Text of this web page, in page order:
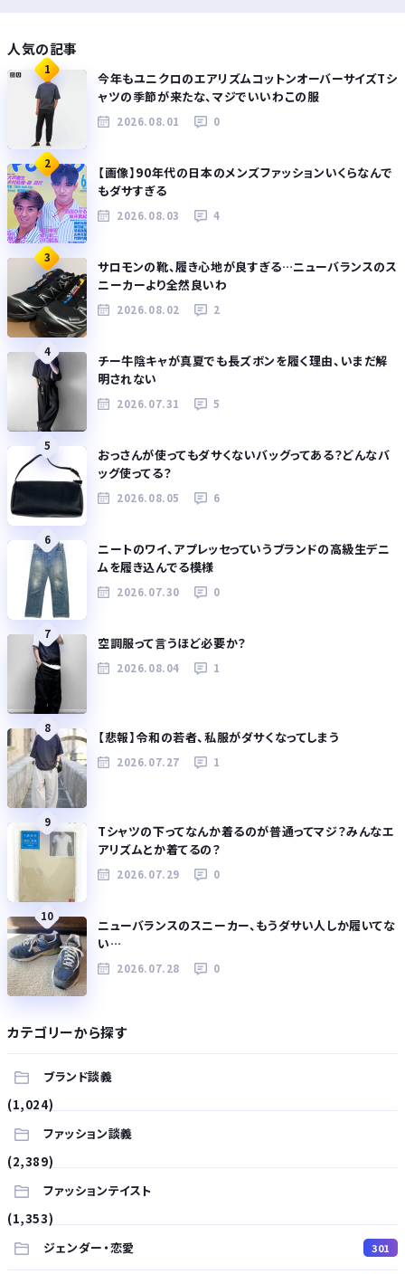
人気の記事
1
今年もユニクロのエアリズムコットンオーバーサイズTシ
ャツの季節が来たな、マジでいいわこの服
2026.08.01 0
2
【画像】90年代の日本のメンズファッションいくらなんで
もダサすぎる
2026.08.03 4
3
サロモンの靴、履き心地が良すぎる…ニューバランスのス
ニーカーより全然良いわ
2026.08.02 2
4
チー牛陰キャが真夏でも長ズボンを履く理由、いまだ解
明されない
2026.07.31 5
5
おっさんが使ってもダサくないバッグってある？どんなバ
ッグ使ってる？
2026.08.05 6
6
ニートのワイ、アプレッセっていうブランドの高級生デニ
ムを履き込んでる模様
2026.07.30 0
7
空調服って言うほど必要か？
2026.08.04 1
8
【悲報】令和の若者、私服がダサくなってしまう
2026.07.27 1
9
Tシャツの下ってなんか着るのが普通ってマジ？みんなエ
アリズムとか着てるの？
2026.07.29 0
10
ニューバランスのスニーカー、もうダサい人しか履いてな
い…
2026.07.28 0
カテゴリーから探す
ブランド談義
(1,024)
ファッション談義
(2,389)
ファッションテイスト
(1,353)
ジェンダー・恋愛
301